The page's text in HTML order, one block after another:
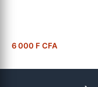
6 000 F CFA